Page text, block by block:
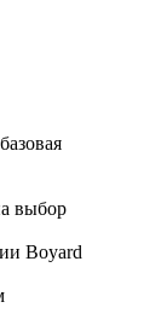
выбор
Boyard